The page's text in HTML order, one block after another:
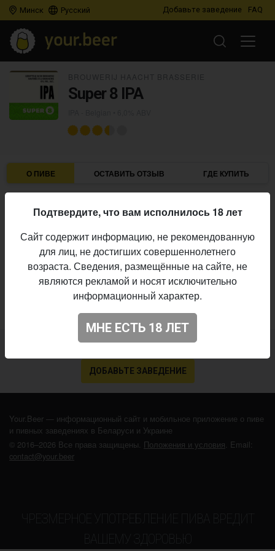
Минск Русский Добавьте заведение FAQ
Super 8 IPA
О ПИВЕ ОСТАВИТЬ ОТЗЫВ ГДЕ КУПИТЬ
Пивоварня:
Алкоголь:
6,0%
Производство:
постоянный выпуск
Оценка:
3.445
ДОБАВЬТЕ ЗАВЕДЕНИЕ
Your.Beer — информационный сайт и мобильное приложение о пиве
и пивных заведениях в Беларуси и Украине
© 2016–2026 Все права защищены. Положения и условия. Email:
contact@your.beer
ЧРЕЗМЕРНОЕ УПОТРЕБЛЕНИЕ ПИВА ВРЕДИТ
ВАШЕМУ ЗДОРОВЬЮ
Подтвердите, что вам исполнилось 18 лет
Сайт содержит информацию, не рекомендованную
для лиц, не достигших совершеннолетнего
возраста. Сведения, размещённые на сайте, не
являются рекламой и носят исключительно
информационный характер.
МНЕ ЕСТЬ 18 ЛЕТ